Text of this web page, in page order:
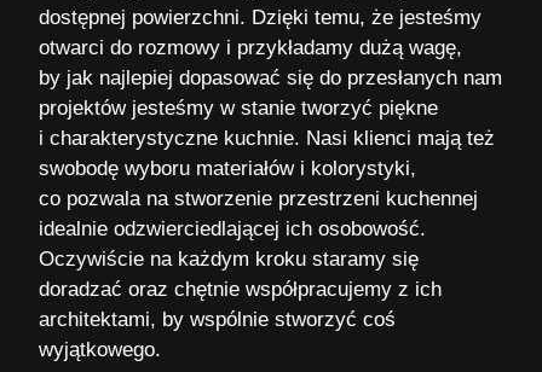
dostępnej powierzchni. Dzięki temu, że jesteśmy
otwarci do rozmowy i przykładamy dużą wagę,
by jak najlepiej dopasować się do przesłanych nam
projektów jesteśmy w stanie tworzyć piękne
i charakterystyczne kuchnie. Nasi klienci mają też
swobodę wyboru materiałów i kolorystyki,
co pozwala na stworzenie przestrzeni kuchennej
idealnie odzwierciedlającej ich osobowość.
Oczywiście na każdym kroku staramy się
doradzać oraz chętnie współpracujemy z ich
architektami, by wspólnie stworzyć coś
wyjątkowego.